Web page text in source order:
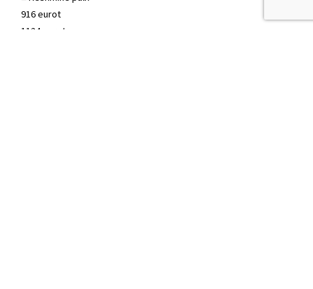
916 eurot
1124 eurot